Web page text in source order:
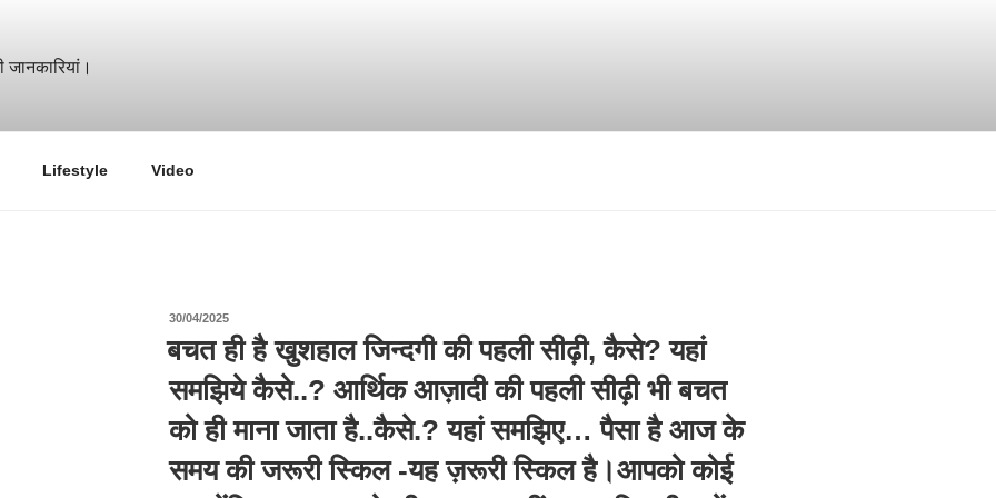
Lifestyle Video
30/04/2025पर
प्रकाशित
किया
गया
बचत ही है खुशहाल जिन्दगी की पहली सीढ़ी, कैसे? यहां
समझिये कैसे..? आर्थिक आज़ादी की पहली सीढ़ी भी बचत
को ही माना जाता है..कैसे.? यहां समझिए… पैसा है आज के
समय की जरूरी स्किल -यह ज़रूरी स्किल है।आपको कोई